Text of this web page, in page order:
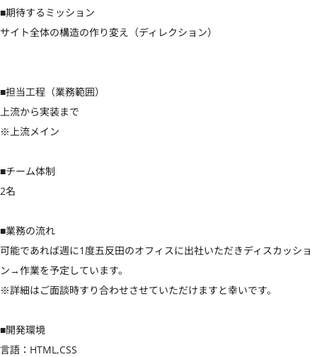
■期待するミッション
サイト全体の構造の作り変え（ディレクション）
■担当工程（業務範囲）
上流から実装まで
※上流メイン
■チーム体制
2名
■業務の流れ
可能であれば週に1度五反田のオフィスに出社いただきディスカッショ
ン→作業を予定しています。
※詳細はご面談時すり合わせさせていただけますと幸いです。
■開発環境
言語：HTML,CSS